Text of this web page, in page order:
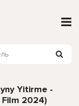
Yitirme -
Film 2024)